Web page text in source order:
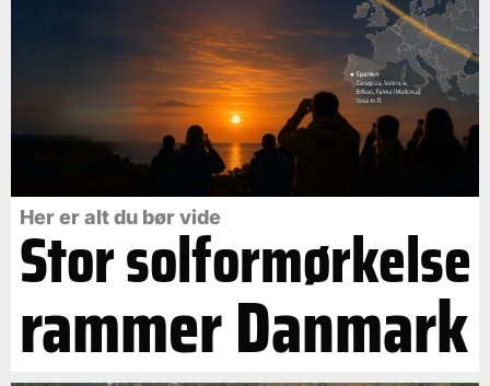
Her er alt du bør vide
Stor solformørkelse
rammer Danmark